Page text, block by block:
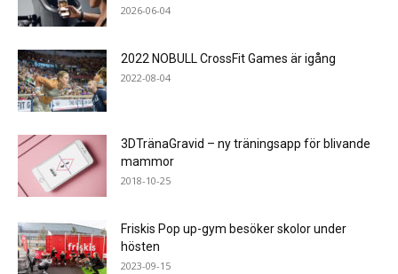
2026-06-04
2022 NOBULL CrossFit Games är igång
2022-08-04
3DTränaGravid – ny träningsapp för blivande
mammor
2018-10-25
Friskis Pop up-gym besöker skolor under
hösten
2023-09-15